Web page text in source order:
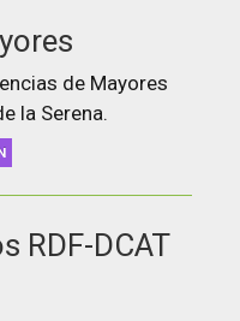
de Mayores
la Serena.
RDF-DCAT